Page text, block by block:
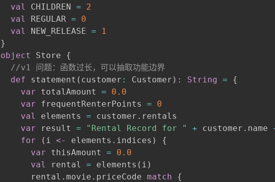
val
CHILDREN =
2
val
REGULAR =
0
val
NEW_RELEASE =
1
}
object
Store {
//v1 问题：函数过长，可以抽取功能边界
def statement ( customer : Customer ) : String =
{
var totalAmount =
0.0
var frequentRenterPoints =
0
val
elements = customer . rentals
var result = "Rental Record for " + customer . name
for
( i <- elements . indices )
{
var thisAmount =
0.0
val
rental = elements ( i )
      rental
. movie . priceCode match
{